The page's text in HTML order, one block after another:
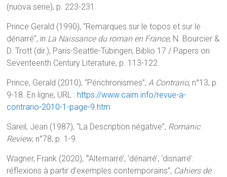
(nuova serie), p. 223-231.
Prince Gerald (1990), “Remarques sur le topos et sur le
dénarré”, in La Naissance du roman en France, N. Bourcier &
D. Trott (dir.), Paris-Seattle-Tübingen, Biblio 17 / Papers on
Seventeenth Century Literature, p. 113-122.
Prince, Gerald (2010), “Périchronismes”,A Contrario, n°13, p.
9-18. En ligne, URL : https://www.cairn.info/revue-a-
contrario-2010-1-page-9.htm
Sareil, Jean (1987), “La Description négative”, Romanic
Review, n°78, p. 1-9.
Wagner, Frank (2020), “’Alternarré’, ‘dénarré’, ‘disnarré’:
réflexions à partir d’exemples contemporains”, Cahiers de